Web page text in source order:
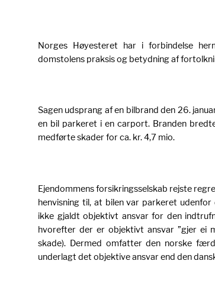
Norges Høyesteret har i forbindelse
domstolens praksis og betydning af
Sagen udsprang af en bilbrand den 26.
en bil parkeret i en carport. Branden
medførte skader for ca. kr. 4,7 mio.
Ejendommens forsikringsselskab rejste
henvisning til, at bilen var parkeret
ikke gjaldt objektivt ansvar for den
hvorefter der er objektivt ansvar ”gjer ei
skade). Dermed omfatter den norske
underlagt det objektive ansvar end den